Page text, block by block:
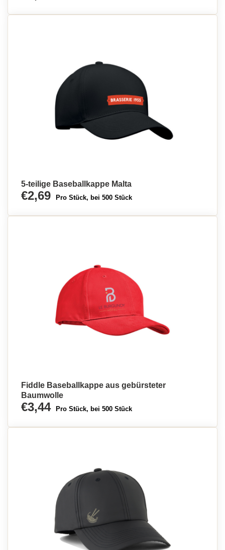
5-teilige Baseballkappe Malta
€2,69 Pro Stück, bei 500 Stück
Fiddle Baseballkappe aus gebürsteter
Baumwolle
€3,44 Pro Stück, bei 500 Stück